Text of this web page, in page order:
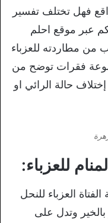
فهل تختلف تفسير
عبر موقع احلم
من مطاردته للعزباء
فقرات توضح من
حالة الرائي او
للعزباء:
العزباء للنحل
وتدل على